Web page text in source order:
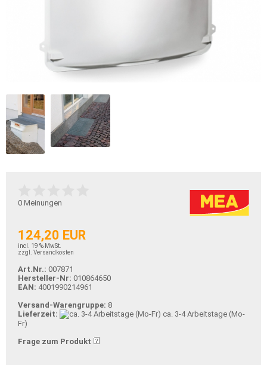
0 Meinungen
124,20 EUR
incl. 19 % MwSt.
zzgl. Versandkosten
Art.Nr.: 007871
Hersteller-Nr: 010864650
EAN: 4001990214961
Versand-Warengruppe: 8
Lieferzeit:
ca. 3-4 Arbeitstage (Mo-
Fr)
Frage zum Produkt